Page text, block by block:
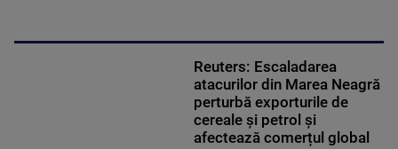
Reuters: Escaladarea
atacurilor din Marea Neagră
perturbă exporturile de
cereale și petrol și
afectează comerțul global